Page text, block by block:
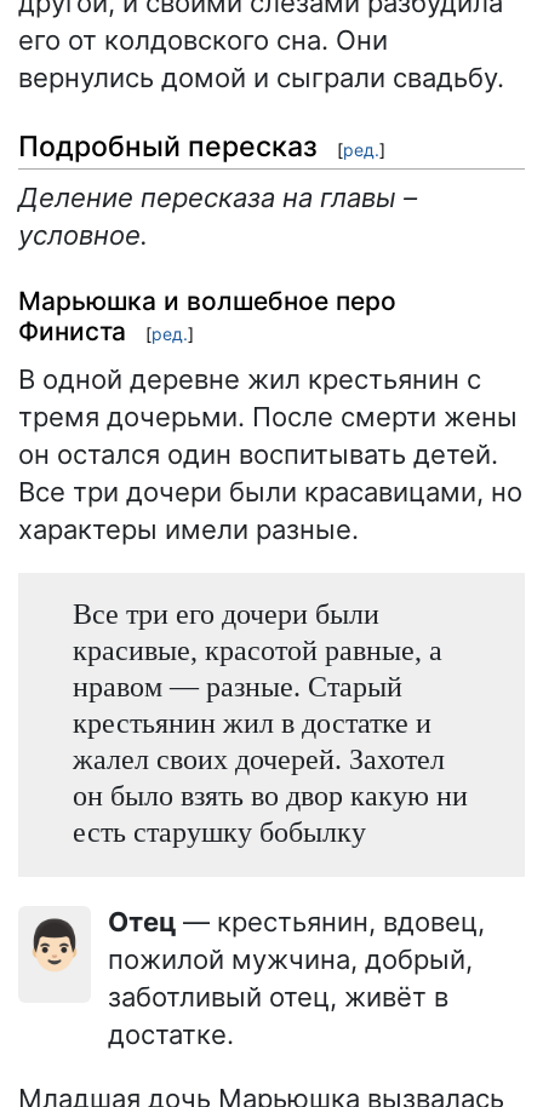
его от колдовского сна. Они
вернулись домой и сыграли свадьбу.
Подробный пересказ [ред.]
Деление пересказа на главы –
условное.
Марьюшка и волшебное перо
Финиста
[ред.]
В одной деревне жил крестьянин с
тремя дочерьми. После смерти жены
он остался один воспитывать детей.
Все три дочери были красавицами, но
характеры имели разные.
Все три его дочери были
красивые, красотой равные, а
нравом — разные. Старый
крестьянин жил в достатке и
жалел своих дочерей. Захотел
он было взять во двор какую ни
есть старушку бобылку
👨🏻 Отец — крестьянин, вдовец,
пожилой мужчина, добрый,
заботливый отец, живёт в
достатке.
Младшая дочь Марьюшка вызвалась